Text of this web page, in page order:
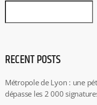
RECENT POSTS
Métropole de Lyon : une
dépasse les 2 000